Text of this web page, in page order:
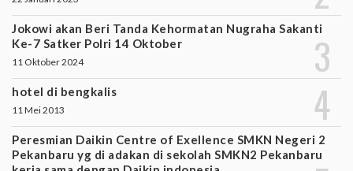
Jokowi akan Beri Tanda Kehormatan Nugraha Sakanti
Ke-7 Satker Polri 14 Oktober
11 Oktober 2024
hotel di bengkalis
11 Mei 2013
Peresmian Daikin Centre of Exellence SMKN Negeri 2
Pekanbaru yg di adakan di sekolah SMKN2 Pekanbaru